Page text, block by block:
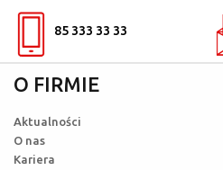
85 333 33 33
O FIRMIE
Aktualności
O nas
Kariera